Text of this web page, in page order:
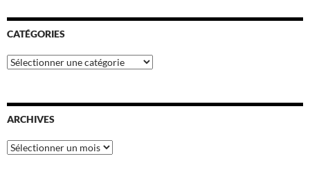
CATÉGORIES
Catégories
ARCHIVES
Archives